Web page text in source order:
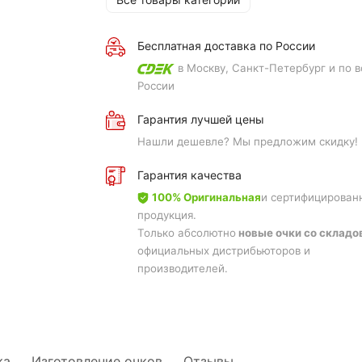
Бесплатная доставка по России
в Москву, Санкт-Петербург и по
России
Гарантия лучшей цены
Нашли дешевле? Мы предложим скидку!
Гарантия качества
100% Оригинальнаяи
продукция.
Только абсолютноновые очки со
официальных дистрибьюторов и
производителей.